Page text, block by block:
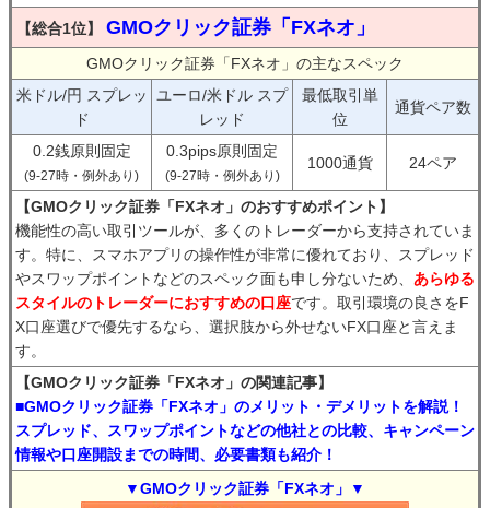
【総合1位】 GMOクリック証券「FXネオ」
GMOクリック証券「FXネオ」の主なスペック
米ドル/円 スプレッ
ド
ユーロ/米ドル スプ
レッド
最低取引単
位
通貨ペア数
0.2銭原則固定
(9-27時・例外あり)
0.3pips原則固定
(9-27時・例外あり)
1000通貨 24ペア
【GMOクリック証券「FXネオ」のおすすめポイント】
機能性の高い取引ツールが、多くのトレーダーから支持されていま
す。特に、スマホアプリの操作性が非常に優れており、スプレッド
やスワップポイントなどのスペック面も申し分ないため、 あらゆる
スタイルのトレーダーにおすすめの口座です。取引環境の良さをF
X口座選びで優先するなら、選択肢から外せないFX口座と言えま
す。
【GMOクリック証券「FXネオ」の関連記事】
■GMOクリック証券「FXネオ」のメリット・デメリットを解説！
スプレッド、スワップポイントなどの他社との比較、キャンペーン
情報や口座開設までの時間、必要書類も紹介！
▼GMOクリック証券「FXネオ」▼